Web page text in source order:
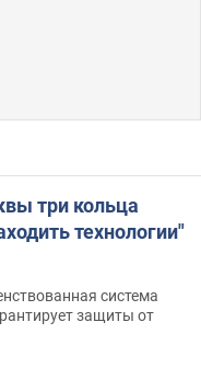
три кольца
технологии"
система
защиты от